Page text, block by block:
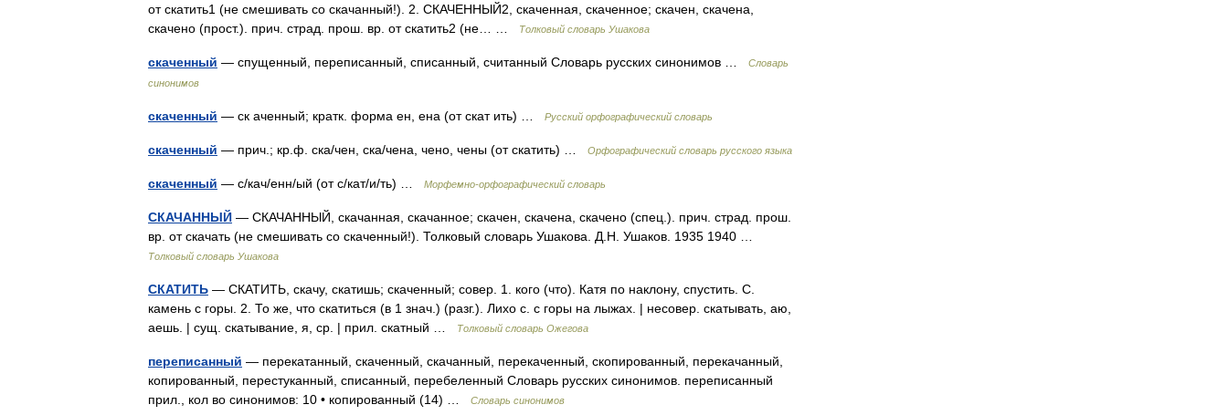
от скатить1 (не смешивать со скачанный!). 2. СКАЧЕННЫЙ2, скаченная, скаченное; скачен, скачена,
скачено (прост.). прич. страд. прош. вр. от скатить2 (не… …
Толковый словарь Ушакова
скаченный — спущенный, переписанный, списанный, считанный Словарь русских синонимов …
Словарь
синонимов
скаченный — ск аченный; кратк. форма ен, ена (от скат ить) … Русский орфографический словарь
скаченный — прич.; кр.ф. ска/чен, ска/чена, чено, чены (от скатить) … Орфографический словарь русского языка
скаченный — с/кач/енн/ый (от с/кат/и/ть) … Морфемно-орфографический словарь
СКАЧАННЫЙ — СКАЧАННЫЙ, скачанная, скачанное; скачен, скачена, скачено (спец.). прич. страд. прош.
вр. от скачать (не смешивать со скаченный!). Толковый словарь Ушакова. Д.Н. Ушаков. 1935 1940 …
Толковый словарь Ушакова
СКАТИТЬ — СКАТИТЬ, скачу, скатишь; скаченный; совер. 1. кого (что). Катя по наклону, спустить. С.
камень с горы. 2. То же, что скатиться (в 1 знач.) (разг.). Лихо с. с горы на лыжах. | несовер. скатывать, аю,
аешь. | сущ. скатывание, я, ср. | прил. скатный …
Толковый словарь Ожегова
переписанный — перекатанный, скаченный, скачанный, перекаченный, скопированный, перекачанный,
копированный, перестуканный, списанный, перебеленный Словарь русских синонимов. переписанный
прил., кол во синонимов: 10 • копированный (14) …
Словарь синонимов